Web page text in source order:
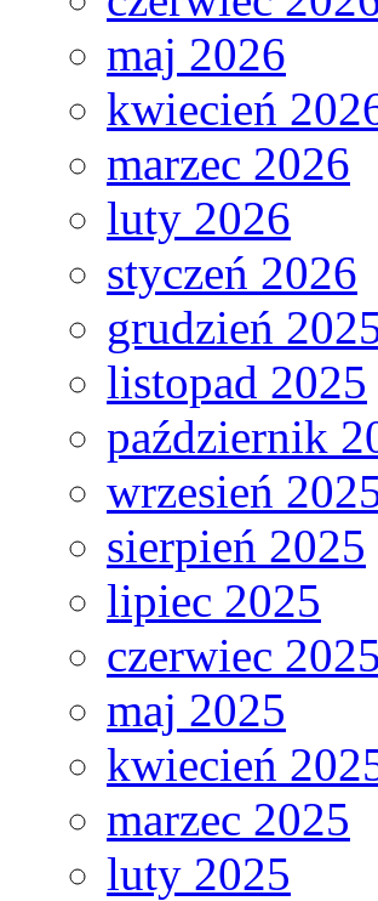
maj 2026
kwiecień
marzec 2026
luty 2026
styczeń 2026
grudzień
listopad 2025
październik
wrzesień
sierpień 2025
lipiec 2025
czerwiec 2025
maj 2025
kwiecień
marzec 2025
luty 2025